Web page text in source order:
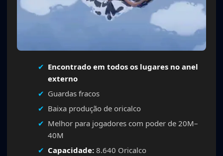
Encontrado em todos os lugares no anel
externo
Guardas fracos
Baixa produção de oricalco
Melhor para jogadores com poder de 20M–
40M
Capacidade: 8.640 Oricalco